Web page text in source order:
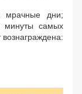
дни;
минуты самых